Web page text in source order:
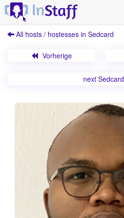
All hosts / hostesses in Sedcard
Vorherige
next Sedcard